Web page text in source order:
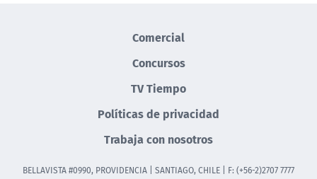
Comercial
Concursos
TV Tiempo
Políticas de privacidad
Trabaja con nosotros
BELLAVISTA #0990, PROVIDENCIA | SANTIAGO, CHILE | F: (+56-2)2707 7777